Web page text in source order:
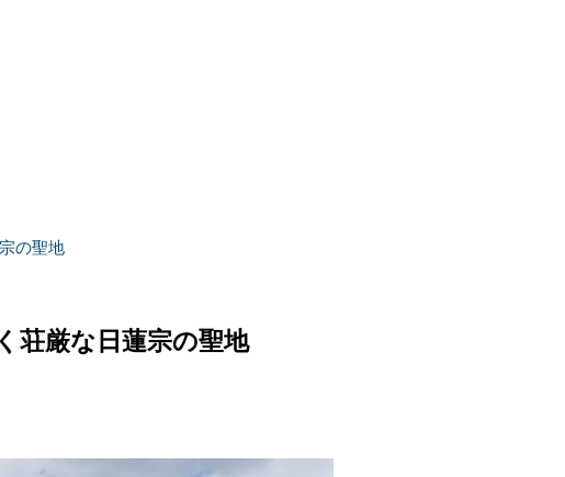
の聖地
荘厳な日蓮宗の聖地